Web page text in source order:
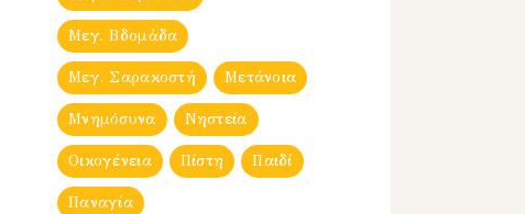
Μεγ. Βδομἀδα
Μεγ. Σαρακοστή Μετάνοια
Μνημόσυνα Νηστεία
Οικογένεια Πίστη Παιδί
Παναγία